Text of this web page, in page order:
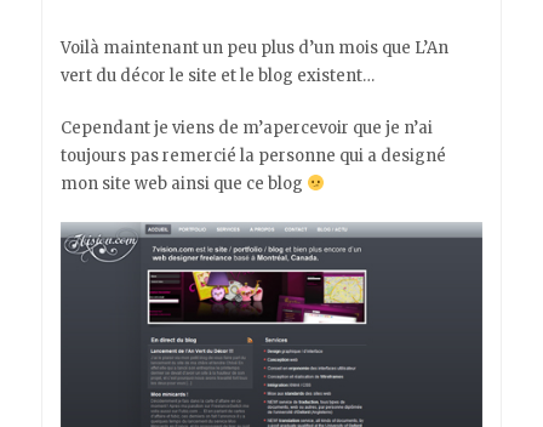
Voilà maintenant un peu plus d’un mois que L’An
vert du décor le site et le blog existent…
Cependant je viens de m’apercevoir que je n’ai
toujours pas remercié la personne qui a designé
mon site web ainsi que ce blog